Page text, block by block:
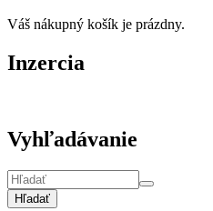
Váš nákupný košík je prázdny.
Inzercia
Vyhľadávanie
Hľadať